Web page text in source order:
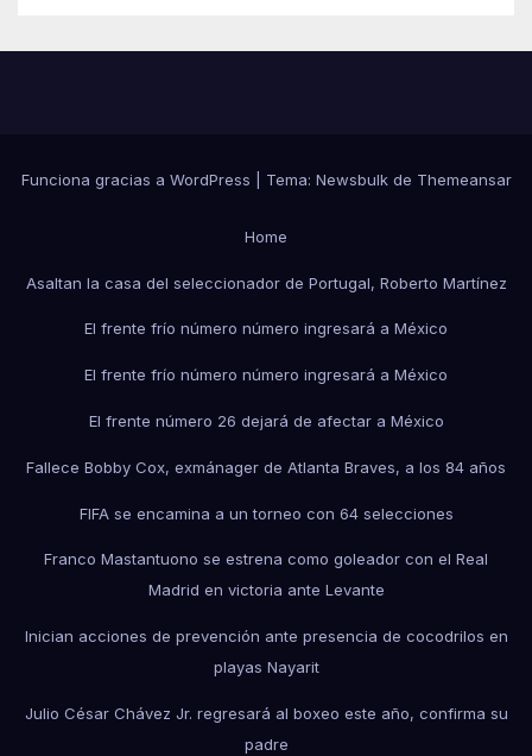
Funciona gracias a WordPress Tema: Newsbulkde Themeansar
Home
Asaltan la casa del seleccionador de Portugal, Roberto Martínez
El frente frío número número ingresará a México
El frente frío número número ingresará a México
El frente número 26 dejará de afectar a México
Fallece Bobby Cox, exmánager de Atlanta Braves, a los 84 años
FIFA se encamina a un torneo con 64 selecciones
Franco Mastantuono se estrena como goleador con el Real
Madrid en victoria ante Levante
Inician acciones de prevención ante presencia de cocodrilos en
playas Nayarit
Julio César Chávez Jr. regresará al boxeo este año, confirma su
padre